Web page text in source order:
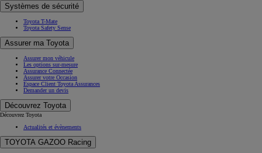
Systèmes de sécurité
Toyota T-Mate
Toyota Safety Sense
Assurer ma Toyota
Assurer mon véhicule
Les options sur-mesure
Assurance Connectée
Assurer votre Occasion
Espace Client Toyota Assurances
Demander un devis
Découvrez Toyota
Découvrez Toyota
Actualités et évènements
TOYOTA GAZOO Racing